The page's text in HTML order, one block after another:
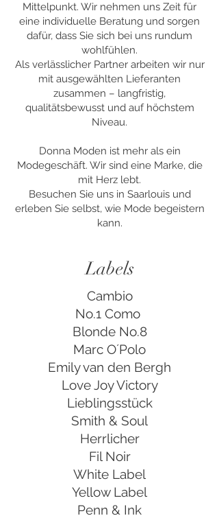
Mittelpunkt. Wir nehmen uns Zeit für
eine individuelle Beratung und sorgen
dafür, dass Sie sich bei uns rundum
wohlfühlen.
Als verlässlicher Partner arbeiten wir nur
mit ausgewählten Lieferanten
zusammen – langfristig,
qualitätsbewusst und auf höchstem
Niveau.
Donna Moden ist mehr als ein
Modegeschäft. Wir sind eine Marke, die
mit Herz lebt.
Besuchen Sie uns in Saarlouis und
erleben Sie selbst, wie Mode begeistern
kann.
Labels
Cambio
No.1 Como
Blonde No.8
Marc O´Polo
Emily van den Bergh
Love Joy Victory
Lieblingsstück
Smith & Soul
Herrlicher
Fil Noir
White Label
Yellow Label
Penn & Ink